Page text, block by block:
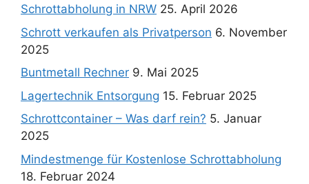
Schrottabholung in NRW 25. April 2026
Schrott verkaufen als Privatperson 6. November
2025
Buntmetall Rechner 9. Mai 2025
Lagertechnik Entsorgung 15. Februar 2025
Schrottcontainer – Was darf rein? 5. Januar
2025
Mindestmenge für Kostenlose Schrottabholung
18. Februar 2024